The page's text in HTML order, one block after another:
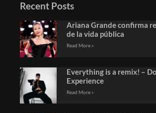
Recent Posts
Ariana Grande confirma
de la vida pública
Read More »
Everything is a remix! –
Experience
Read More »